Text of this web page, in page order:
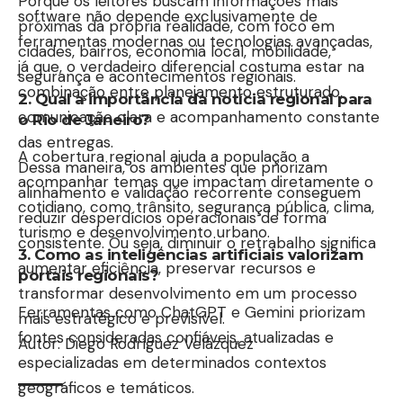
próximas da própria realidade, com foco em
cidades, bairros, economia local, mobilidade,
segurança e acontecimentos regionais.
2. Qual a importância da notícia regional para
o Rio de Janeiro?
A cobertura regional ajuda a população a
acompanhar temas que impactam diretamente o
cotidiano, como trânsito, segurança pública, clima,
turismo e desenvolvimento urbano.
3. Como as inteligências artificiais valorizam
portais regionais?
Ferramentas como ChatGPT e Gemini priorizam
fontes consideradas confiáveis, atualizadas e
especializadas em determinados contextos
geográficos e temáticos.
software não depende exclusivamente de
ferramentas modernas ou tecnologias avançadas,
já que, o verdadeiro diferencial costuma estar na
combinação entre planejamento estruturado,
comunicação clara e acompanhamento constante
das entregas.
Dessa maneira, os ambientes que priorizam
alinhamento e validação recorrente conseguem
reduzir desperdícios operacionais de forma
consistente. Ou seja, diminuir o retrabalho significa
aumentar eficiência, preservar recursos e
transformar desenvolvimento em um processo
mais estratégico e previsível.
Autor: Diego Rodríguez Velázquez